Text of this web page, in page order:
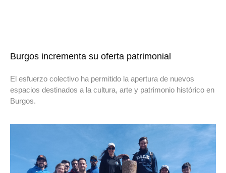
Burgos incrementa su oferta patrimonial
El esfuerzo colectivo ha permitido la apertura de nuevos
espacios destinados a la cultura, arte y patrimonio histórico en
Burgos.